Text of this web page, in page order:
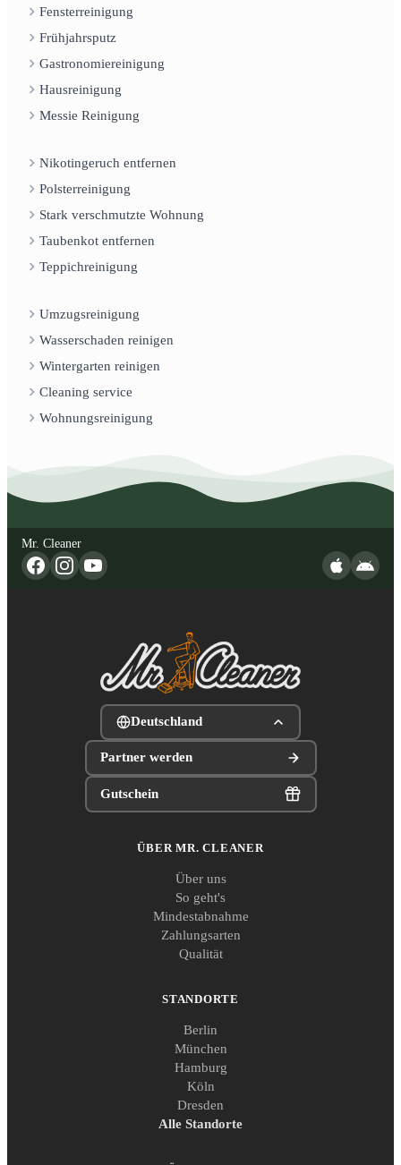
Fensterreinigung
Frühjahrsputz
Gastronomiereinigung
Hausreinigung
Messie Reinigung
Nikotingeruch entfernen
Polsterreinigung
Stark verschmutzte Wohnung
Taubenkot entfernen
Teppichreinigung
Umzugsreinigung
Wasserschaden reinigen
Wintergarten reinigen
Cleaning service
Wohnungsreinigung
Mr. Cleaner
Deutschland
Partner werden
Gutschein
ÜBER MR. CLEANER
Über uns
So geht's
Mindestabnahme
Zahlungsarten
Qualität
STANDORTE
Berlin
München
Hamburg
Köln
Dresden
Alle Standorte